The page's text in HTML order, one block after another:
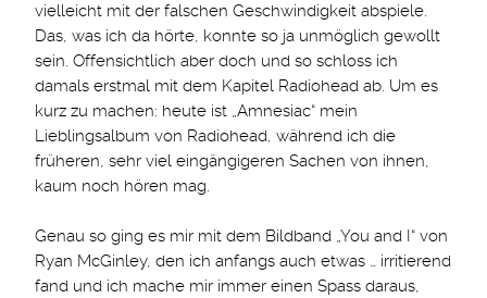
vielleicht mit der falschen Geschwindigkeit abspiele.
Das, was ich da hörte, konnte so ja unmöglich gewollt
sein. Offensichtlich aber doch und so schloss ich
damals erstmal mit dem Kapitel Radiohead ab. Um es
kurz zu machen: heute ist „Amnesiac“ mein
Lieblingsalbum von Radiohead, während ich die
früheren, sehr viel eingängigeren Sachen von ihnen,
kaum noch hören mag.
Genau so ging es mir mit dem Bildband „You and I“ von
Ryan McGinley, den ich anfangs auch etwas … irritierend
fand und ich mache mir immer einen Spass daraus,